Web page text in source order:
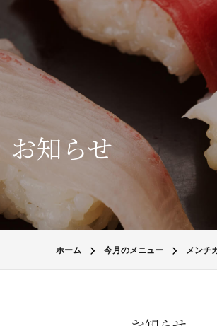
お知らせ
ホーム 今月のメニュー メンチ